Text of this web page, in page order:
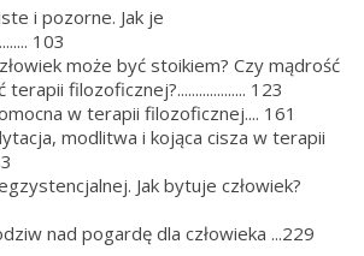
i pozorne. Jak je
103
może być stoikiem? Czy mądrość
filozoficznej?................... 123
w terapii filozoficznej.... 161
modlitwa i kojąca cisza w terapii
Jak bytuje człowiek?
nad pogardę dla człowieka ...229